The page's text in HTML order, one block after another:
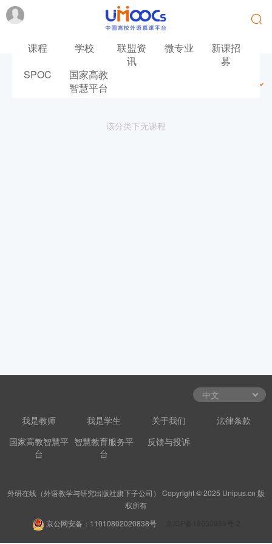
课程 学校
联盟资
讯
微专业
新课招
募
SPOC
国家高教
智慧平台
该分类下无课程
我是教师 我是学生 关于我们
法律条款
国家高教智慧平
台
智慧教育服务平
台
反馈与投诉
外研在线（外语教学与研究出版社旗下子公司） Copyright © 2025 Unipus.cn 版
权所有
京公网安备：11010802020838号